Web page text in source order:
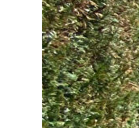
Ce bien
https://